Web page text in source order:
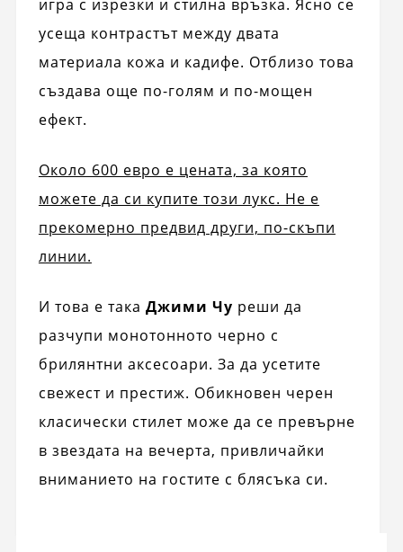
игра с изрезки и стилна връзка. Ясно се
усеща контрастът между двата
материала кожа и кадифе. Отблизо това
създава още по-голям и по-мощен
ефект.
Около 600 евро е цената, за която
можете да си купите този лукс. Не е
прекомерно предвид други, по-скъпи
линии.
И това е така Джими Чу реши да
разчупи монотонното черно с
брилянтни аксесоари. За да усетите
свежест и престиж. Обикновен черен
класически стилет може да се превърне
в звездата на вечерта, привличайки
вниманието на гостите с блясъка си.